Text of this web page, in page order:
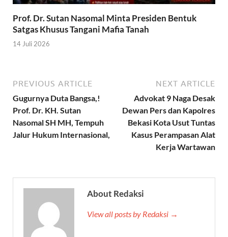
Prof. Dr. Sutan Nasomal Minta Presiden Bentuk
Satgas Khusus Tangani Mafia Tanah
14 Juli 2026
PREVIOUS ARTICLE
Gugurnya Duta Bangsa,!
Prof. Dr. KH. Sutan
Nasomal SH MH, Tempuh
Jalur Hukum Internasional,
NEXT ARTICLE
Advokat 9 Naga Desak
Dewan Pers dan Kapolres
Bekasi Kota Usut Tuntas
Kasus Perampasan Alat
Kerja Wartawan
About Redaksi
View all posts by Redaksi →